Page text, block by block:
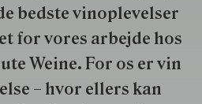
bedste vinoplevelser
for vores arbejde hos
Weine. For os er vin
– hvor ellers kan